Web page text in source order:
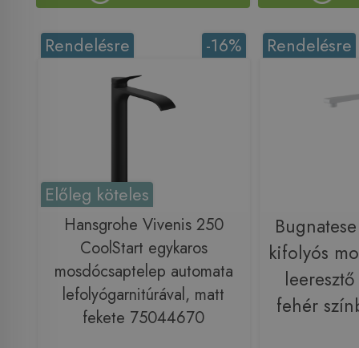
-16%
Rendelésre
Előleg köteles
Hansgrohe Vivenis 250
CoolStart egykaros
mosdócsaptelep automata
lefolyógarnitúrával, matt
fekete 75044670
Rendelésre
kifolyós
fehér